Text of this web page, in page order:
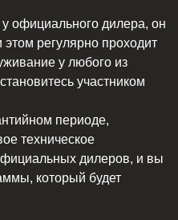
официального дилера, он
этом регулярно проходит
у любого из
участником
периоде,
техническое
дилеров, и вы
который будет